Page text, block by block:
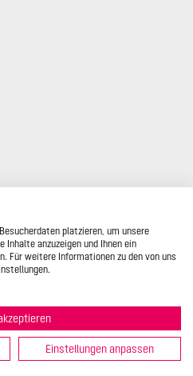
1 • 35469 Allendorf/Lumda •
platzieren, um unsere
anzuzeigen und Ihnen ein
Für weitere Informationen zu den von uns
Einstellungen anpassen